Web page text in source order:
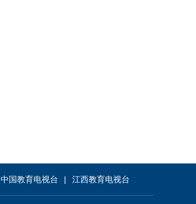
中国教育电视台 江西教育电视台